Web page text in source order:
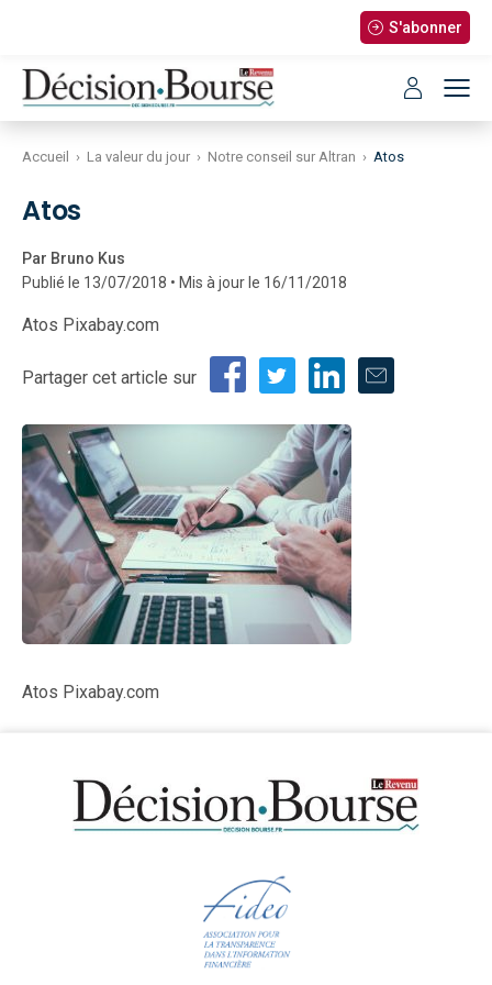
S'abonner
Accueil › La valeur du jour › Notre conseil sur Altran › Atos
Atos
Par Bruno Kus
Publié le 13/07/2018 • Mis à jour le 16/11/2018
Atos Pixabay.com
Partager cet article sur
Atos Pixabay.com